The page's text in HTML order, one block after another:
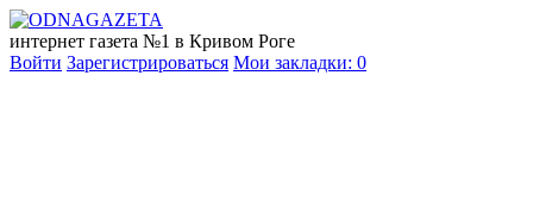
интернет газета №1 в Кривом Роге
Войти Зарегистрироваться Мои закладки: 0